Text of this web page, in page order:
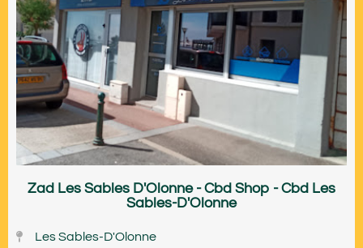
Zad Les Sables D'Olonne - Cbd Shop - Cbd Les
Sables-D'Olonne
Les Sables-D'Olonne